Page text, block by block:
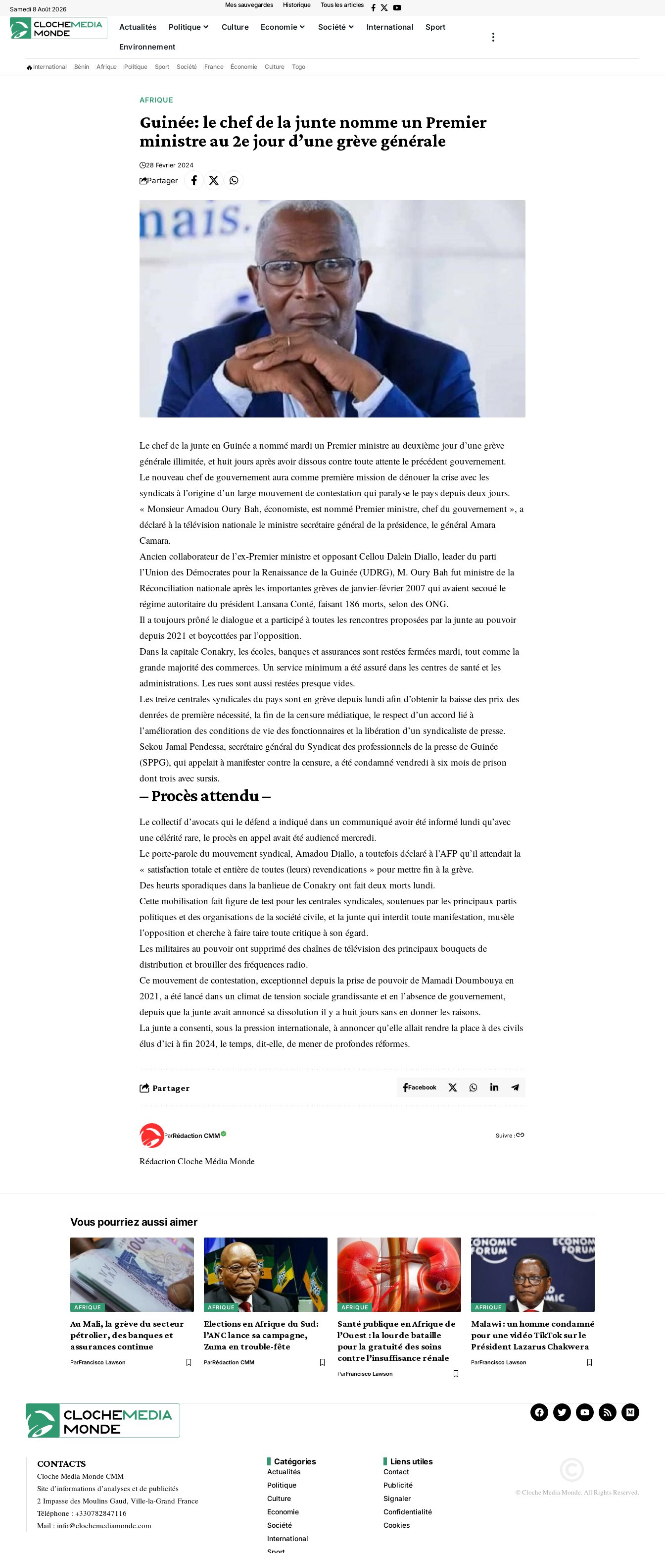
Samedi 8 Août 2026
Mes sauvegardes Historique Tous les articles
Actualités Politique Culture Economie Société International Sport
Environnement
🔥 International Bénin Afrique Politique Sport Société France Économie Culture Togo
AFRIQUE
Guinée: le chef de la junte nomme un Premier
ministre au 2e jour d’une grève générale
28 Février 2024
Partager
Le chef de la junte en Guinée a nommé mardi un Premier ministre au deuxième jour d’une grève
générale illimitée, et huit jours après avoir dissous contre toute attente le précédent gouvernement.
Le nouveau chef de gouvernement aura comme première mission de dénouer la crise avec les
syndicats à l’origine d’un large mouvement de contestation qui paralyse le pays depuis deux jours.
« Monsieur Amadou Oury Bah, économiste, est nommé Premier ministre, chef du gouvernement », a
déclaré à la télévision nationale le ministre secrétaire général de la présidence, le général Amara
Camara.
Ancien collaborateur de l’ex-Premier ministre et opposant Cellou Dalein Diallo, leader du parti
l’Union des Démocrates pour la Renaissance de la Guinée (UDRG), M. Oury Bah fut ministre de la
Réconciliation nationale après les importantes grèves de janvier-février 2007 qui avaient secoué le
régime autoritaire du président Lansana Conté, faisant 186 morts, selon des ONG.
Il a toujours prôné le dialogue et a participé à toutes les rencontres proposées par la junte au pouvoir
depuis 2021 et boycottées par l’opposition.
Dans la capitale Conakry, les écoles, banques et assurances sont restées fermées mardi, tout comme la
grande majorité des commerces. Un service minimum a été assuré dans les centres de santé et les
administrations. Les rues sont aussi restées presque vides.
Les treize centrales syndicales du pays sont en grève depuis lundi afin d’obtenir la baisse des prix des
denrées de première nécessité, la fin de la censure médiatique, le respect d’un accord lié à
l’amélioration des conditions de vie des fonctionnaires et la libération d’un syndicaliste de presse.
Sekou Jamal Pendessa, secrétaire général du Syndicat des professionnels de la presse de Guinée
(SPPG), qui appelait à manifester contre la censure, a été condamné vendredi à six mois de prison
dont trois avec sursis.
– Procès attendu –
Le collectif d’avocats qui le défend a indiqué dans un communiqué avoir été informé lundi qu’avec
une célérité rare, le procès en appel avait été audiencé mercredi.
Le porte-parole du mouvement syndical, Amadou Diallo, a toutefois déclaré à l’AFP qu’il attendait la
« satisfaction totale et entière de toutes (leurs) revendications » pour mettre fin à la grève.
Des heurts sporadiques dans la banlieue de Conakry ont fait deux morts lundi.
Cette mobilisation fait figure de test pour les centrales syndicales, soutenues par les principaux partis
politiques et des organisations de la société civile, et la junte qui interdit toute manifestation, musèle
l’opposition et cherche à faire taire toute critique à son égard.
Les militaires au pouvoir ont supprimé des chaînes de télévision des principaux bouquets de
distribution et brouiller des fréquences radio.
Ce mouvement de contestation, exceptionnel depuis la prise de pouvoir de Mamadi Doumbouya en
2021, a été lancé dans un climat de tension sociale grandissante et en l’absence de gouvernement,
depuis que la junte avait annoncé sa dissolution il y a huit jours sans en donner les raisons.
La junte a consenti, sous la pression internationale, à annoncer qu’elle allait rendre la place à des civils
élus d’ici à fin 2024, le temps, dit-elle, de mener de profondes réformes.
Partager Facebook
ParRédaction CMM Suivre :
Rédaction Cloche Média Monde
Vous pourriez aussi aimer
AFRIQUE
Au Mali, la grève du secteur
pétrolier, des banques et
assurances continue
ParFrancisco Lawson
AFRIQUE
Elections en Afrique du Sud:
l’ANC lance sa campagne,
Zuma en trouble-fête
ParRédaction CMM
AFRIQUE
Santé publique en Afrique de
l’Ouest : la lourde bataille
pour la gratuité des soins
contre l’insuffisance rénale
ParFrancisco Lawson
AFRIQUE
Malawi : un homme condamné
pour une vidéo TikTok sur le
Président Lazarus Chakwera
ParFrancisco Lawson
CONTACTS
Cloche Media Monde CMM
Site d’informations d’analyses et de publicités
2 Impasse des Moulins Gaud, Ville-la-Grand France
Téléphone : +330782847116
Mail : info@clochemediamonde.com
Catégories
Actualités
Politique
Culture
Economie
Société
International
Liens utiles
Contact
Publicité
Signaler
Confidentialité
Cookies
© Cloche Media Monde. All Rights Reserved.